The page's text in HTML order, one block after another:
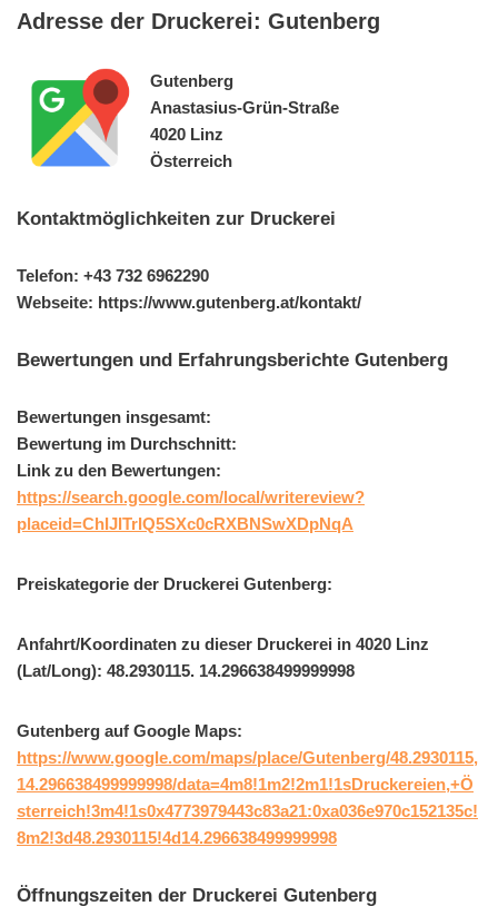
Adresse der Druckerei: Gutenberg
Gutenberg
Anastasius-Grün-Straße
4020 Linz
Österreich
Kontaktmöglichkeiten zur Druckerei
Telefon: +43 732 6962290
Webseite: https://www.gutenberg.at/kontakt/
Bewertungen und Erfahrungsberichte Gutenberg
Bewertungen insgesamt:
Bewertung im Durchschnitt:
Link zu den Bewertungen:
https://search.google.com/local/writereview?
placeid=ChIJITrIQ5SXc0cRXBNSwXDpNqA
Preiskategorie der Druckerei Gutenberg:
Anfahrt/Koordinaten zu dieser Druckerei in 4020 Linz
(Lat/Long): 48.2930115. 14.296638499999998
Gutenberg auf Google Maps:
https://www.google.com/maps/place/Gutenberg/48.2930115,
14.296638499999998/data=4m8!1m2!2m1!1sDruckereien,+Ö
sterreich!3m4!1s0x4773979443c83a21:0xa036e970c152135c!
8m2!3d48.2930115!4d14.296638499999998
Öffnungszeiten der Druckerei Gutenberg